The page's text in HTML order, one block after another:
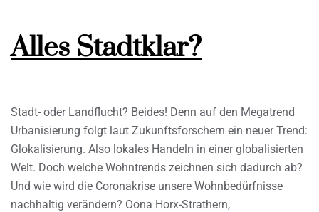
Alles Stadtklar?
Stadt- oder Landflucht? Beides! Denn auf den Megatrend
Urbanisierung folgt laut Zukunftsforschern ein neuer Trend:
Glokalisierung. Also lokales Handeln in einer globalisierten
Welt. Doch welche Wohntrends zeichnen sich dadurch ab?
Und wie wird die Coronakrise unsere Wohnbedürfnisse
nachhaltig verändern? Oona Horx-Strathern,